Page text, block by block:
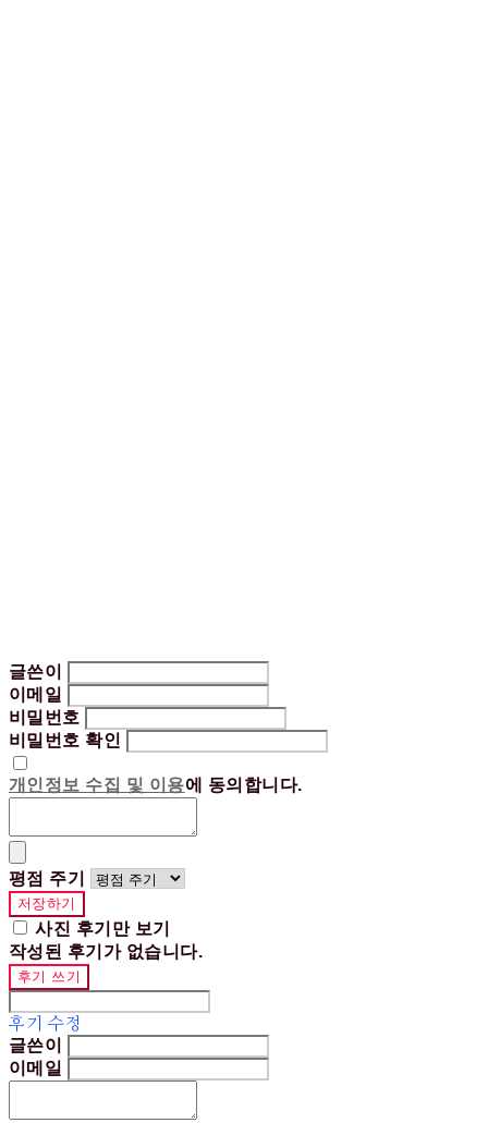
글쓴이
이메일
비밀번호
비밀번호 확인
개인정보 수집 및 이용에 동의합니다.
평점 주기
저장하기
사진 후기만 보기
작성된 후기가 없습니다.
후기 쓰기
후기 수정
글쓴이
이메일